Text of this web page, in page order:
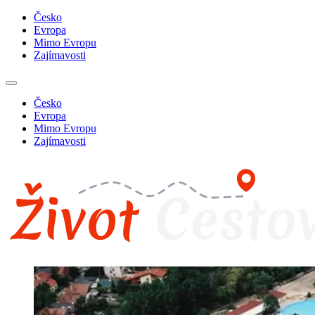
Česko
Evropa
Mimo Evropu
Zajímavosti
Česko
Evropa
Mimo Evropu
Zajímavosti